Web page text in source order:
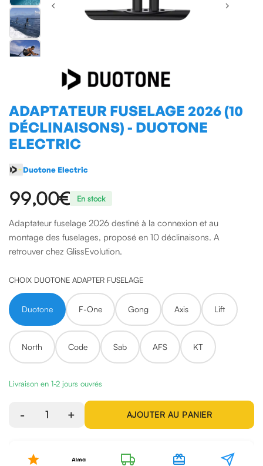
ADAPTATEUR FUSELAGE 2026 (10
DÉCLINAISONS) - DUOTONE
ELECTRIC
Duotone Electric
99,00€ En stock
Adaptateur fuselage 2026 destiné à la connexion et au
montage des fuselages, proposé en 10 déclinaisons. A
retrouver chez GlissEvolution.
CHOIX DUOTONE ADAPTER FUSELAGE
Duotone F-One Gong Axis Lift
North Code Sab AFS KT
Livraison en 1-2 jours ouvrés
- 1 + AJOUTER AU PANIER